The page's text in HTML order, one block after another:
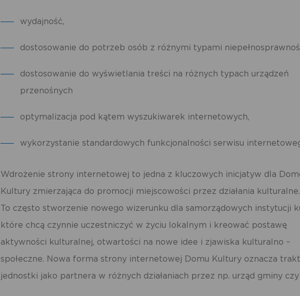
wydajność,
dostosowanie do potrzeb osób z różnymi typami
dostosowanie do wyświetlania treści na różnych typach urządzeń
przenośnych
optymalizacja pod kątem wyszukiwarek internetowych,
wykorzystanie standardowych funkcjonalności serwisu
Wdrożenie strony internetowej to jedna z kluczowych inicjatyw dla
Kultury zmierzająca do promocji miejscowości przez działania kulturalne.
To często stworzenie nowego wizerunku dla samorządowych instytucji
które chcą czynnie uczestniczyć w życiu lokalnym i kreować postawę
aktywności kulturalnej, otwartości na nowe idee i zjawiska kulturalno –
społeczne. Nowa forma strony internetowej Domu Kultury oznacza
jednostki jako partnera w różnych działaniach przez np. urząd gminy czy